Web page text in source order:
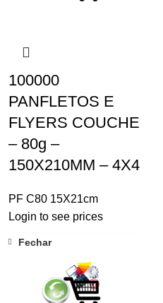
100000
PANFLETOS E
FLYERS COUCHE
– 80g –
150X210MM – 4X4
PF C80 15X21cm
Login to see prices
Fechar